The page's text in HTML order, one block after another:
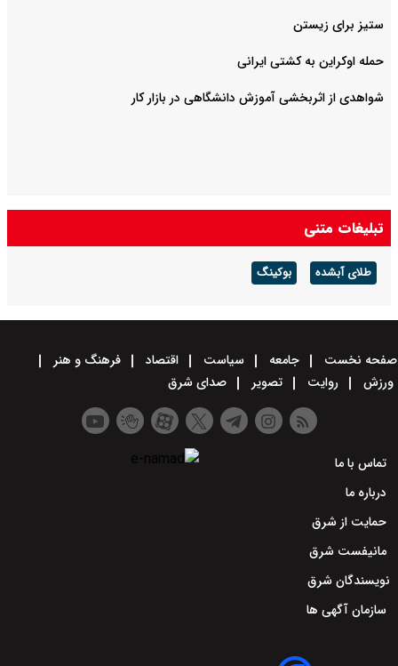
ستیز برای زیستن
حمله اوکراین به کشتی ایرانی
شواهدی از اثربخشی آموزش دانشگاهی در بازار کار
تبلیغات متنی
طلای آبشده بوکینگ
صفحه نخست جامعه سیاست اقتصاد
فرهنگ و هنر
ورزش
روایت تصویر صدای شرق
تماس با ما
درباره ما
حمایت از شرق
مانیفست شرق
نویسندگان شرق
سازمان آگهی ها